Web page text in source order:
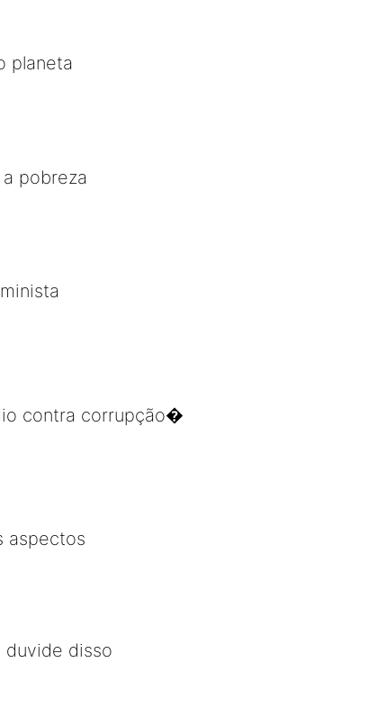
planeta
pobreza
contra corrupção�
aspectos
duvide disso